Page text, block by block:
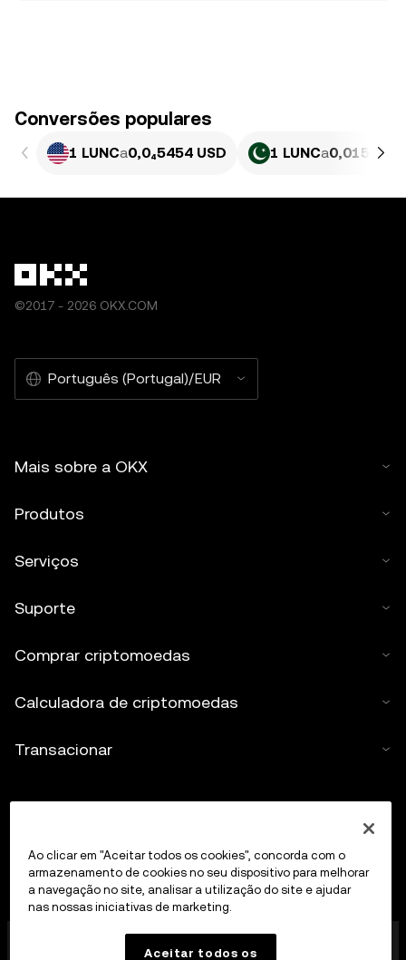
Conversões populares
1 LUNCa0,0₄5454 USD 1 LUNCa0,015148
©2017 - 2026 OKX.COM
Português (Portugal)/EUR
Mais sobre a OKX
Produtos
Serviços
Suporte
Comprar criptomoedas
Calculadora de criptomoedas
Transacionar
A OKX Europe Limited, que opera sob o nome
comercial OKX, é agora uma plataforma de trading de
Ao clicar em "Aceitar todos os cookies", concorda com o
armazenamento de cookies no seu dispositivo para melhorar
a navegação no site, analisar a utilização do site e ajudar
nas nossas iniciativas de marketing.
Aceitar todos os